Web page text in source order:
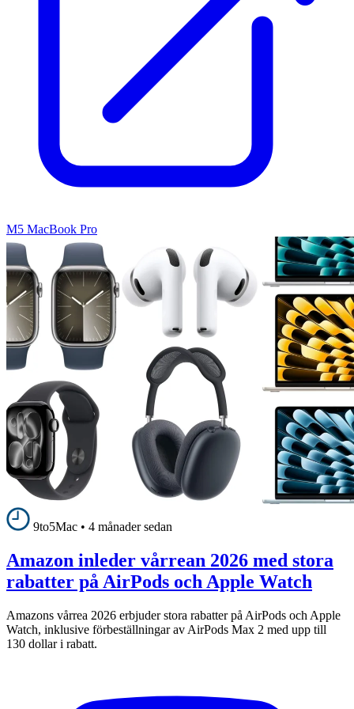
M5 MacBook Pro
9to5Mac • 4 månader sedan
Amazon inleder vårrean 2026 med stora
rabatter på AirPods och Apple Watch
Amazons vårrea 2026 erbjuder stora rabatter på AirPods och Apple
Watch, inklusive förbeställningar av AirPods Max 2 med upp till
130 dollar i rabatt.